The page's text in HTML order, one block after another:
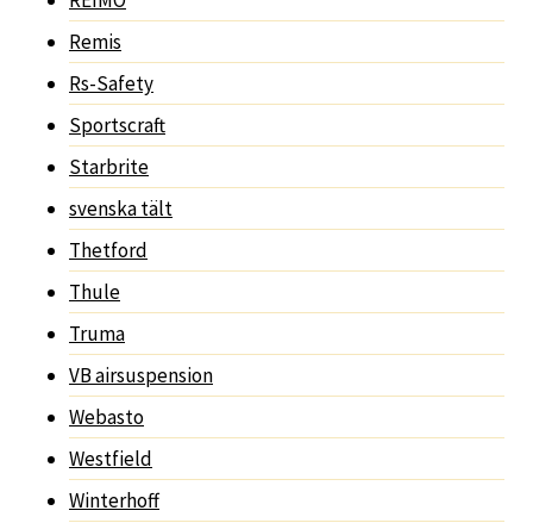
Remis
Rs-Safety
Sportscraft
Starbrite
svenska tält
Thetford
Thule
Truma
VB airsuspension
Webasto
Westfield
Winterhoff